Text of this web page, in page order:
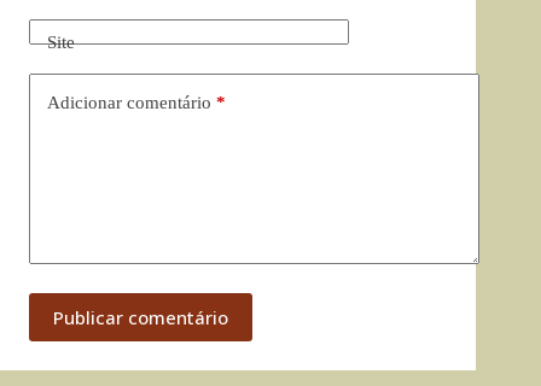
Site
Adicionar comentário *
Publicar comentário